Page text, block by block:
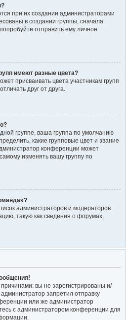
при их создании администраторами
в создании группы, сначала
отправить ему личное
имеют разные цвета?
присваивать цвета участникам групп
друг от друга.
группе, ваша группа по умолчанию
какие групповые цвет и звание
конференции может
изменять вашу группу по
администраторов и модераторов
такую как сведения о форумах,
вы не зарегистрированы и/
запретил отправку
или же администратор
с администратором конференции для